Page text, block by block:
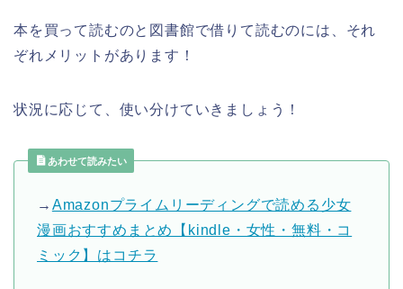
本を買って読むのと図書館で借りて読むのには、それ
ぞれメリットがあります！
状況に応じて、使い分けていきましょう！
あわせて読みたい
→ Amazonプライムリーディングで読める少女
漫画おすすめまとめ【kindle・女性・無料・コ
ミック】はコチラ